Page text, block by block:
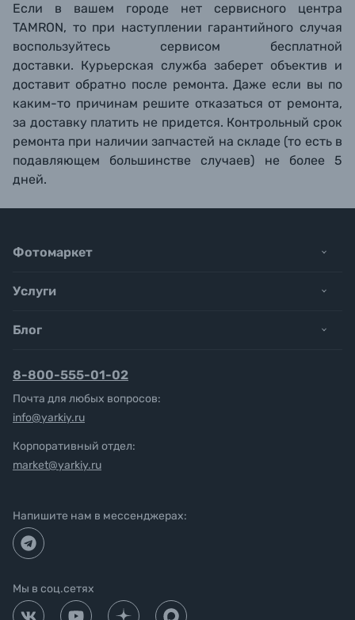
Если в вашем городе нет сервисного центра
TAMRON, то при наступлении гарантийного случая
воспользуйтесь сервисом бесплатной
доставки. Курьерская служба заберет объектив и
доставит обратно после ремонта. Даже если вы по
каким-то причинам решите отказаться от ремонта,
за доставку платить не придется. Контрольный срок
ремонта при наличии запчастей на складе (то есть в
подавляющем большинстве случаев) не более 5
дней.
Фотомаркет
Услуги
Блог
8-800-555-01-02
Почта для любых вопросов:
info@yarkiy.ru
Корпоративный отдел:
market@yarkiy.ru
Напишите нам в мессенджерах:
Мы в соц.сетях